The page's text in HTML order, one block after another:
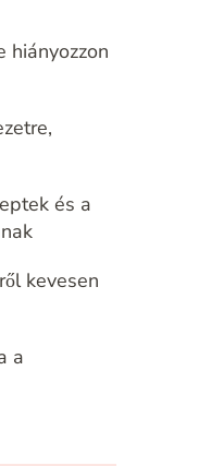
hiányozzon
és a
kevesen
a